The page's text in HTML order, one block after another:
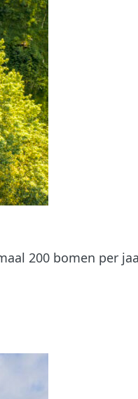
200 bomen per